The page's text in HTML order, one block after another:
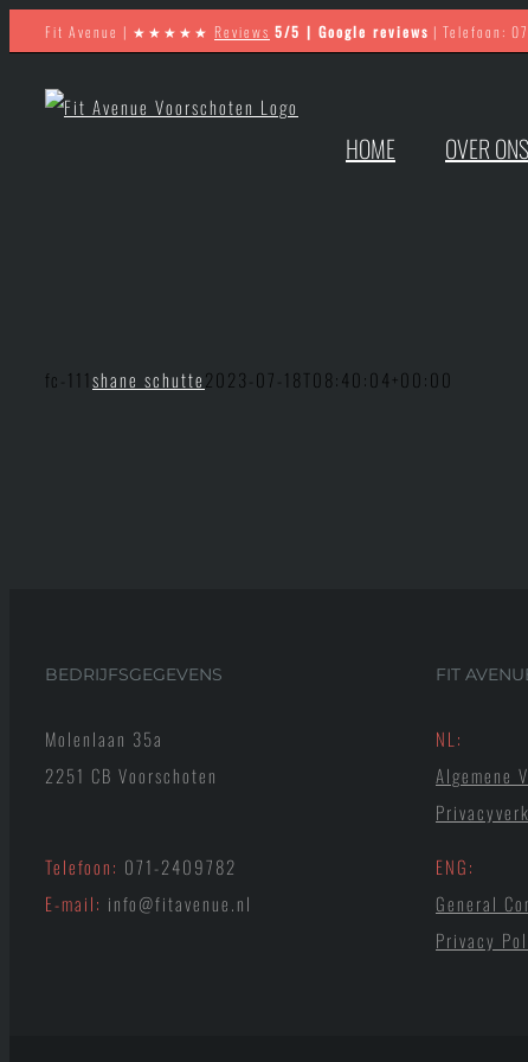
inhoud
Fit Avenue | ★★★★★ Reviews 5/5 | Google reviews | Telefoon:
HOME OVER ONS
fc-111shane schutte2023-07-18T08:40:04+00:00
BEDRIJFSGEGEVENS
Molenlaan 35a
2251 CB Voorschoten
Telefoon: 071-2409782
E-mail: info@fitavenue.nl
FIT
NL:
Algemene
ENG:
General
Privacy